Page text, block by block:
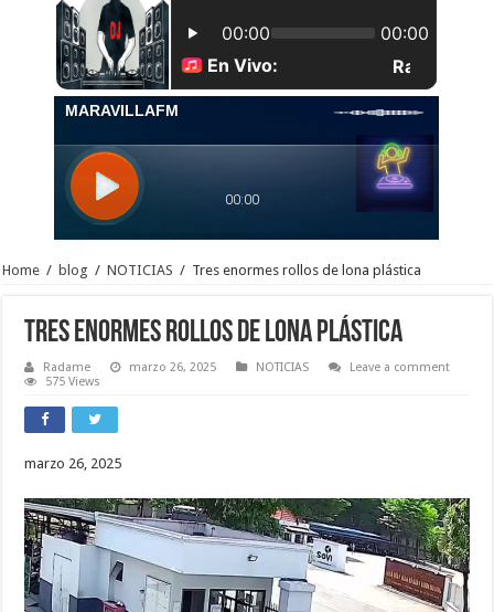
Home / blog / NOTICIAS / Tres enormes rollos de lona plástica
Tres enormes rollos de lona plástica
Radame marzo 26, 2025 NOTICIAS
Leave a comment
575 Views
marzo 26, 2025